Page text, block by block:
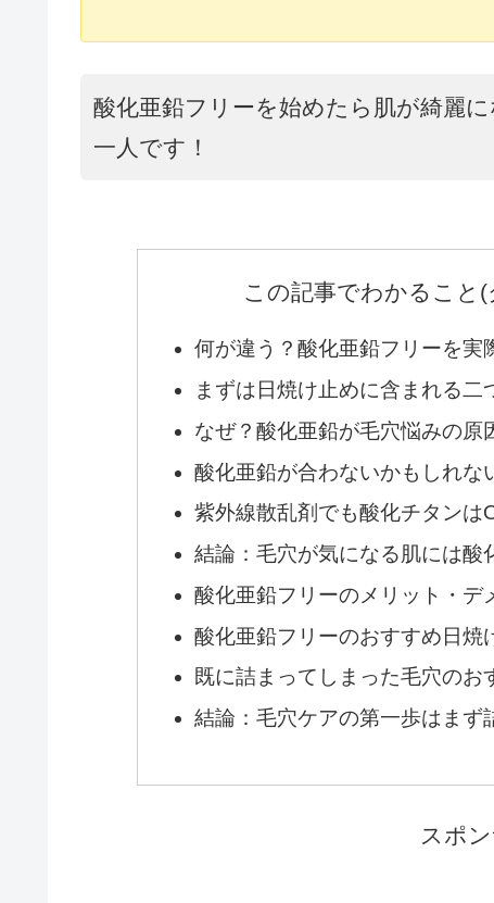
酸化亜鉛フリーを始めたら肌が綺麗
一人です！
この記事でわかること
何が違う？酸化亜鉛フリーを実
まずは日焼け止めに含まれる二
なぜ？酸化亜鉛が毛穴悩みの原
酸化亜鉛が合わないかもしれな
紫外線散乱剤でも酸化チタンは
結論：毛穴が気になる肌には酸
酸化亜鉛フリーのメリット・デ
酸化亜鉛フリーのおすすめ日焼
既に詰まってしまった毛穴のお
結論：毛穴ケアの第一歩はまず
スポ